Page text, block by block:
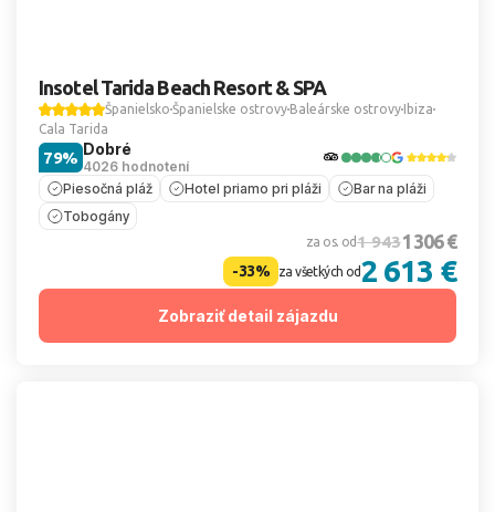
Insotel Tarida Beach Resort & SPA
Španielsko Španielske ostrovy Baleárske ostrovy Ibiza
Cala Tarida
Dobré
4026 hodnotení
79%
Piesočná pláž Hotel priamo pri pláži
Bar na pláži
Tobogány
za os. od1 9431 306 €
-33% za všetkých od2 613 €
Zobraziť detail zájazdu